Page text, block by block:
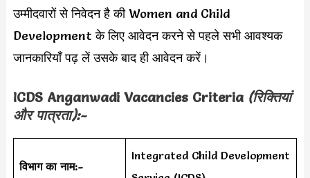
उम्मीदवारों से निवेदन है की Women and Child
Development के लिए आवेदन करने से पहले सभी आवश्यक
जानकारियाँ पढ़ लें उसके बाद ही आवेदन करें।
ICDS Anganwadi Vacancies Criteria (रिक्तियां
और पात्रता):-
विभाग का नाम:-
Integrated Child Development